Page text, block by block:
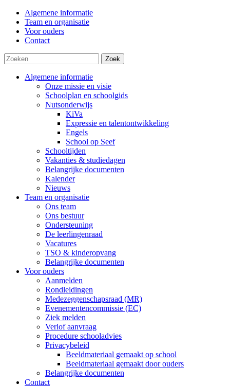
Algemene informatie
Team en organisatie
Voor ouders
Contact
Zoek
Algemene informatie
Onze missie en visie
Schoolplan en schoolgids
Nutsonderwijs
KiVa
Expressie en talentontwikkeling
Engels
School op Seef
Schooltijden
Vakanties & studiedagen
Belangrijke documenten
Kalender
Nieuws
Team en organisatie
Ons team
Ons bestuur
Ondersteuning
De leerlingenraad
Vacatures
TSO & kinderopvang
Belangrijke documenten
Voor ouders
Aanmelden
Rondleidingen
Medezeggenschapsraad (MR)
Evenementencommissie (EC)
Ziek melden
Verlof aanvraag
Procedure schooladvies
Privacybeleid
Beeldmateriaal gemaakt op school
Beeldmateriaal gemaakt door ouders
Belangrijke documenten
Contact